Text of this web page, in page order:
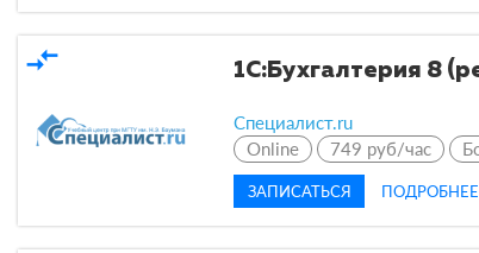
compare_arrows 1C:Бухгалтерия 8
Специалист.ru
Online
749 руб/час
ЗАПИСАТЬСЯ ПОДРОБНЕЕ